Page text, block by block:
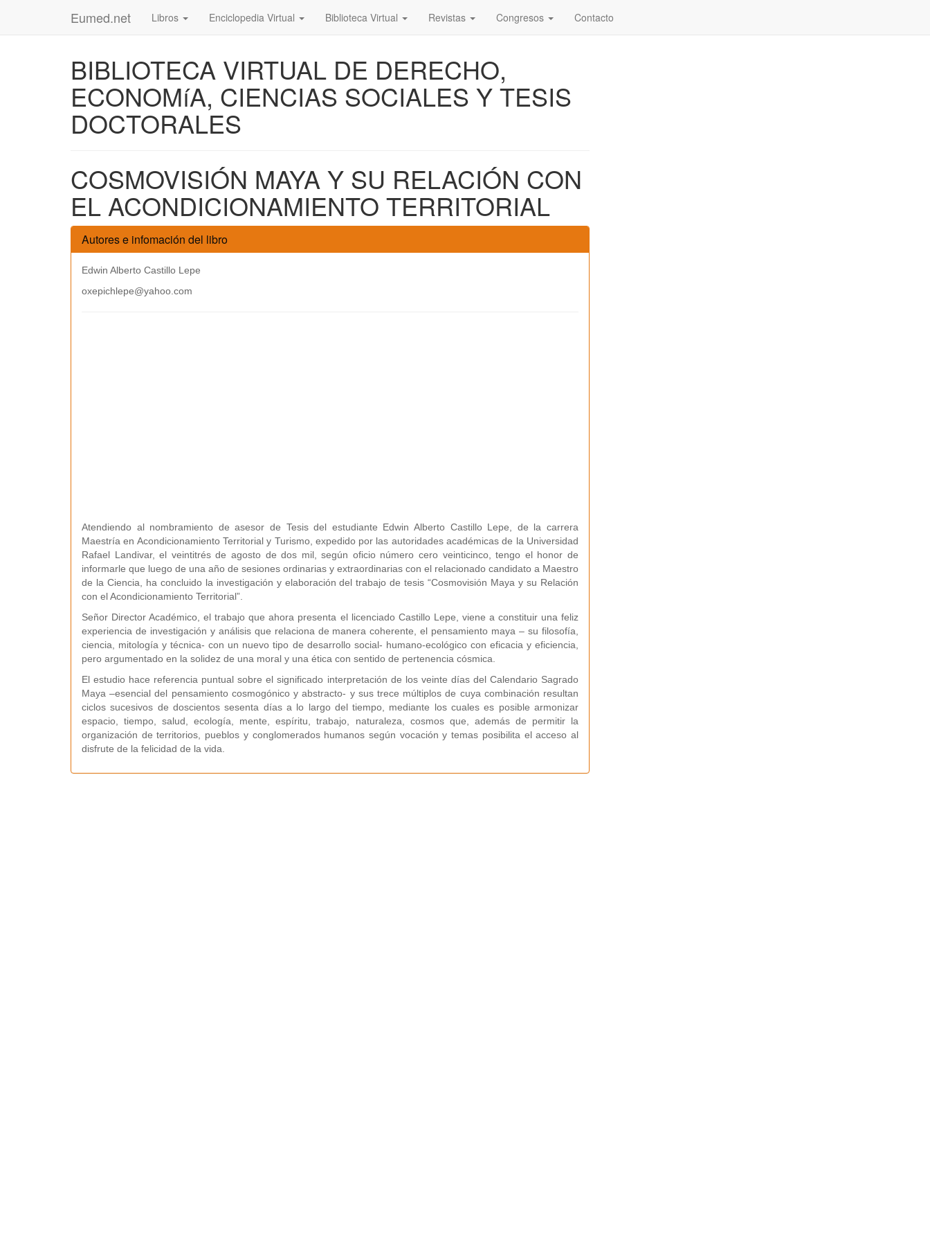
Eumed.net Libros Enciclopedia Virtual Biblioteca Virtual Revistas Congresos Contacto
BIBLIOTECA VIRTUAL DE DERECHO,
ECONOMíA, CIENCIAS SOCIALES Y TESIS
DOCTORALES
COSMOVISIÓN MAYA Y SU RELACIÓN CON
EL ACONDICIONAMIENTO TERRITORIAL
Autores e infomación del libro
Edwin Alberto Castillo Lepe
oxepichlepe@yahoo.com
Atendiendo al nombramiento de asesor de Tesis del estudiante Edwin Alberto Castillo Lepe, de la carrera
Maestría en Acondicionamiento Territorial y Turismo, expedido por las autoridades académicas de la Universidad
Rafael Landivar, el veintitrés de agosto de dos mil, según oficio número cero veinticinco, tengo el honor de
informarle que luego de una año de sesiones ordinarias y extraordinarias con el relacionado candidato a Maestro
de la Ciencia, ha concluido la investigación y elaboración del trabajo de tesis “Cosmovisión Maya y su Relación
con el Acondicionamiento Territorial”.
Señor Director Académico, el trabajo que ahora presenta el licenciado Castillo Lepe, viene a constituir una feliz
experiencia de investigación y análisis que relaciona de manera coherente, el pensamiento maya – su filosofía,
ciencia, mitología y técnica- con un nuevo tipo de desarrollo social- humano-ecológico con eficacia y eficiencia,
pero argumentado en la solidez de una moral y una ética con sentido de pertenencia cósmica.
El estudio hace referencia puntual sobre el significado interpretación de los veinte días del Calendario Sagrado
Maya –esencial del pensamiento cosmogónico y abstracto- y sus trece múltiplos de cuya combinación resultan
ciclos sucesivos de doscientos sesenta días a lo largo del tiempo, mediante los cuales es posible armonizar
espacio, tiempo, salud, ecología, mente, espíritu, trabajo, naturaleza, cosmos que, además de permitir la
organización de territorios, pueblos y conglomerados humanos según vocación y temas posibilita el acceso al
disfrute de la felicidad de la vida.